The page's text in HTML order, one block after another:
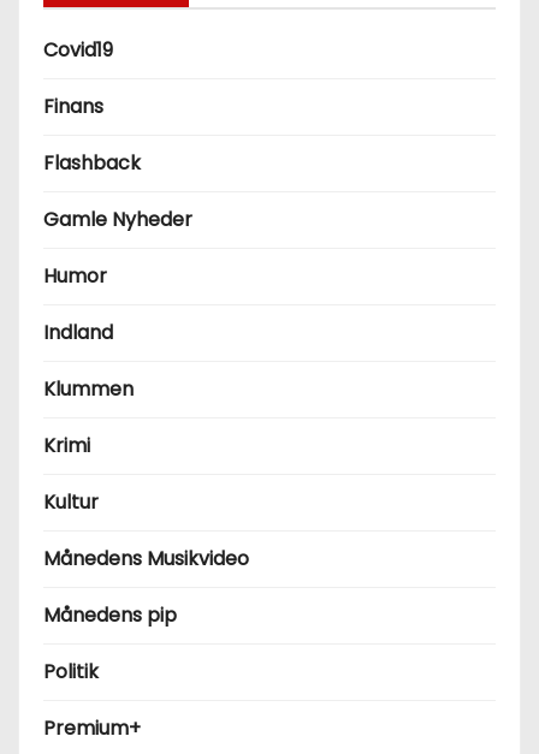
Covid19
Finans
Flashback
Gamle Nyheder
Humor
Indland
Klummen
Krimi
Kultur
Månedens Musikvideo
Månedens pip
Politik
Premium+